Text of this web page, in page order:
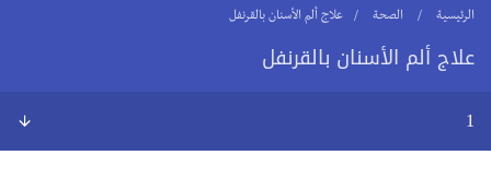
الرئيسية الصحة علاج ألم الأسنان بالقرنفل
علاج ألم الأسنان بالقرنفل
1